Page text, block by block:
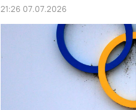
21:26 07.07.2026